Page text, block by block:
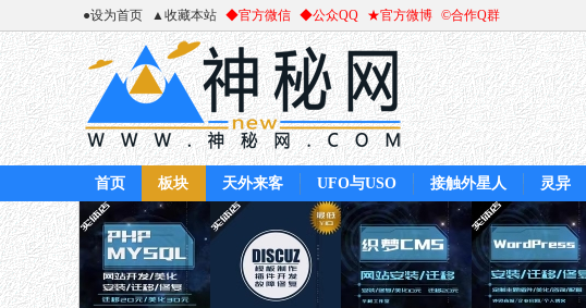
●设为首页 ▲收藏本站 ◆官方微信 ◆公众QQ ★官方微博 ©合作Q群
首页 板块 天外来客 UFO与USO 接触外星人 灵异